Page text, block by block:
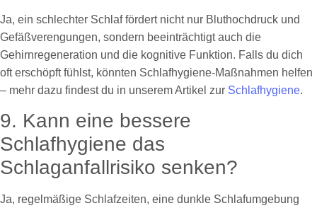
Ja, ein schlechter Schlaf fördert nicht nur Bluthochdruck und
Gefäßverengungen, sondern beeinträchtigt auch die
Gehirnregeneration und die kognitive Funktion. Falls du dich
oft erschöpft fühlst, könnten Schlafhygiene-Maßnahmen helfen
– mehr dazu findest du in unserem Artikel zur Schlafhygiene.
9. Kann eine bessere
Schlafhygiene das
Schlaganfallrisiko senken?
Ja, regelmäßige Schlafzeiten, eine dunkle Schlafumgebung